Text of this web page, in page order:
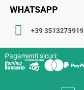
WHATSAPP
+39 3513273919
Pagamenti sicuri: